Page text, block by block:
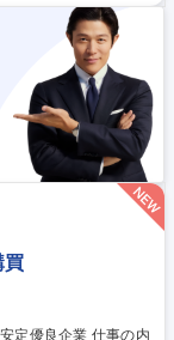
開発業務のリード、
業との英語を用い
年4～5回程度の海外
候補
買